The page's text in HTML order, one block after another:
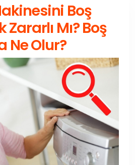
Boş
Zararlı Mı? Boş
Ne Olur?